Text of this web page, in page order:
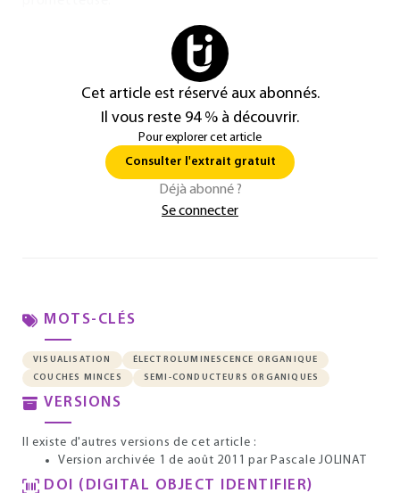
Cet article est réservé aux abonnés.
Il vous reste 94 % à découvrir.
Pour explorer cet article
Consulter l'extrait gratuit
Déjà abonné ?
Se connecter
MOTS-CLÉS
VISUALISATION
ÉLECTROLUMINESCENCE ORGANIQUE
COUCHES MINCES
SEMI-CONDUCTEURS ORGANIQUES
VERSIONS
Il existe d'autres versions de cet article :
Version archivée 1 de août 2011 par Pascale JOLINAT
DOI (DIGITAL OBJECT IDENTIFIER)